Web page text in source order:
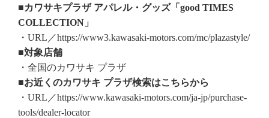
■カワサキプラザ アパレル・グッズ「good TIMES
COLLECTION」
・URL／https://www3.kawasaki-motors.com/mc/plazastyle/
■対象店舗
・全国のカワサキ プラザ
■お近くのカワサキ プラザ検索はこちらから
・URL／https://www.kawasaki-motors.com/ja-jp/purchase-
tools/dealer-locator